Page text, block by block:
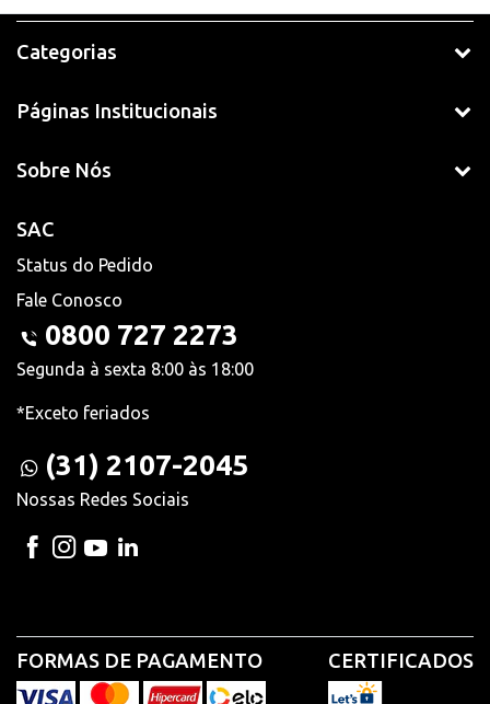
Categorias
Páginas Institucionais
Sobre Nós
SAC
Status do Pedido
Fale Conosco
0800 727 2273
Segunda à sexta 8:00 às 18:00
*Exceto feriados
(31) 2107-2045
Nossas Redes Sociais
FORMAS DE PAGAMENTO CERTIFICADOS